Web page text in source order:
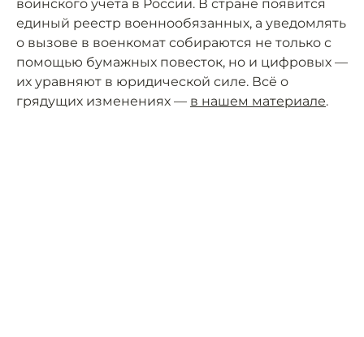
воинского учёта в России. В стране появится
единый реестр военнообязанных, а уведомлять
о вызове в военкомат собираются не только с
помощью бумажных повесток, но и цифровых —
их уравняют в юридической силе. Всё о
грядущих изменениях — в нашем материале.